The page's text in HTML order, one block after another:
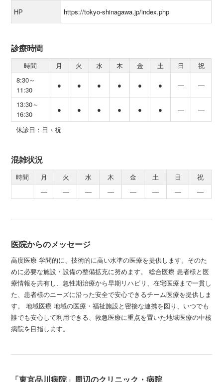
HP https://tokyo-shinagawa.jp/index.php
診療時間
時間 月 火 水 木 金 土 日
祝
8:30～
11:30
● ● ● ● ● ● ― ―
13:30～
16:30
● ● ● ● ● ● ― ―
休診日：日・祝
混雑状況
時間 月 火 水 木 金 土 日
祝
―
― ― ― ― ― ― ―
医院からのメッセージ
高度医療 学問的に、技術的に高い水準の医療を提供します。そのた
めに必要な施設・設備の整備拡充に努めます。 総合医療 患者様と医
療情報を共有し、急性期治療から早期リハビリ、在宅医療まで一貫し
た、患者様のニーズに沿った安全で安心できるチーム医療を提供しま
す。 地域医療 地域の医療・福祉施設と密接な連携を図り、いつでも
誰でも安心して利用できる、救急医療に重点を置いた地域医療の中核
病院を目指します。
「東京品川病院」周辺のクリニック・病院